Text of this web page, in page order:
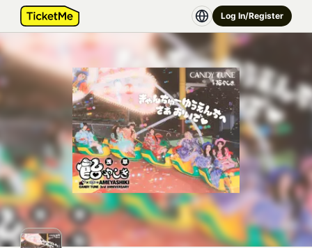
Log In/Register